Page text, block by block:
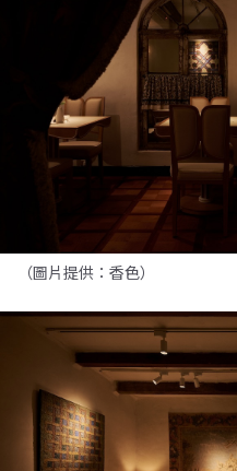
（圖片提供：香色）